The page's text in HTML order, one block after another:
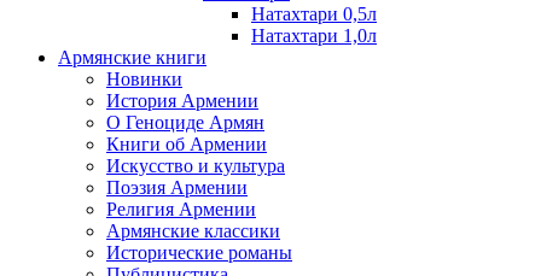
Натахтари 0,5л
Натахтари 1,0л
Армянские книги
Новинки
История Армении
О Геноциде Армян
Книги об Армении
Иcкусство и культура
Поэзия Армении
Религия Армении
Армянские классики
Исторические романы